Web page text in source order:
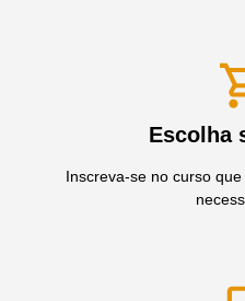
Escolha
Inscreva-se no curso